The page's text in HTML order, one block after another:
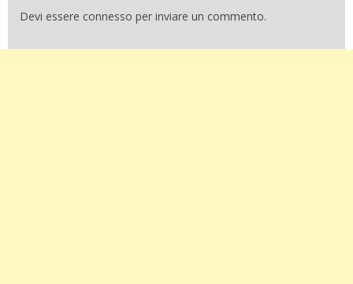
Devi essere connesso per inviare un commento.